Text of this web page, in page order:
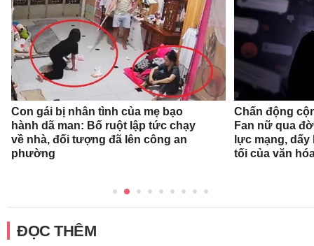
Con gái bị nhân tình của mẹ bạo
hành dã man: Bố ruột lập tức chạy
về nhà, đối tượng đã lên công an
phường
Chấn động
Fan nữ qua
lực mạng,
tối của văn
ĐỌC THÊM